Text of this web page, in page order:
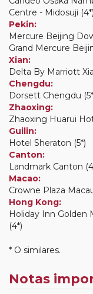
Centre - Midosuji
Pekin:
Mercure Beijing
Grand Mercure
Xian:
Delta By Marriott
Chengdu:
Dorsett Chengdu
Zhaoxing:
Zhaoxing Huarui
Guilin:
Hotel Sheraton (5*)
Canton:
Landmark Canton
Macao:
Crowne Plaza
Hong Kong:
Holiday Inn Golden
(4*)
* O similares.
Notas